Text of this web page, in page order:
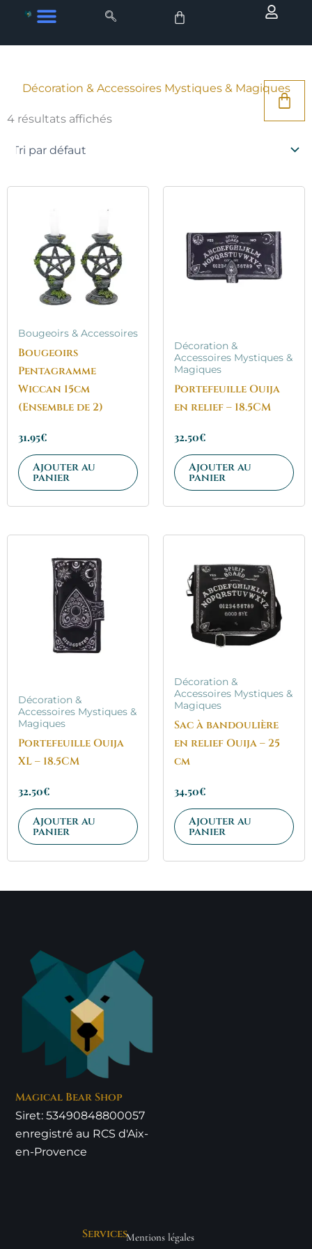
contenu
Décoration & Accessoires Mystiques & Magiques
4 résultats affichés
Bougeoirs & Accessoires
Bougeoirs
Pentagramme
Wiccan 15cm
(Ensemble de 2)
31.95€
Ajouter au
panier
Décoration &
Accessoires Mystiques &
Magiques
Portefeuille Ouija
en relief – 18.5CM
32.50€
Ajouter au
panier
Décoration &
Accessoires Mystiques &
Magiques
Portefeuille Ouija
XL – 18.5CM
32.50€
Ajouter au
panier
Décoration &
Accessoires Mystiques &
Magiques
Sac à bandoulière
en relief Ouija – 25
cm
34.50€
Ajouter au
panier
Magical Bear Shop
Siret: 53490848800057
enregistré au RCS d'Aix-
en-Provence
ServicesMentions légales